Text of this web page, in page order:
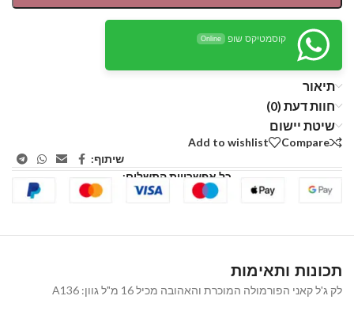
קוסמטיקס שופ Online
תיאור
חוות דעת (0)
שיטת יישום
Compare
Add to wishlist
שיתוף:
כל אפשרויות התשלום:
תכונות ותאימות
לק ג'ל קאני הפורמולה המוכרת והאהובה מכיל 16 מ"ל גוון: A136